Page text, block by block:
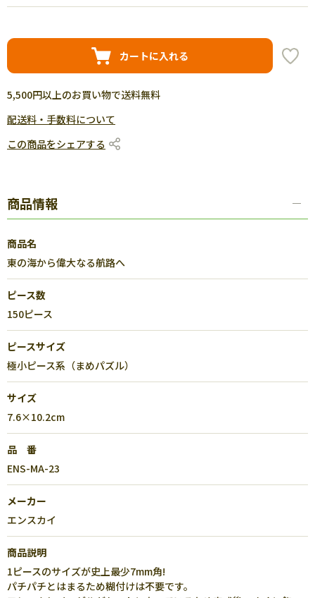
カートに入れる
5,500円以上のお買い物で送料無料
配送料・手数料について
この商品をシェアする
商品情報
商品名
東の海から偉大なる航路へ
ピース数
150ピース
ピースサイズ
極小ピース系（まめパズル）
サイズ
7.6×10.2cm
品 番
ENS-MA-23
メーカー
エンスカイ
商品説明
1ピースのサイズが史上最少7mm角!
パチパチとはまるため糊付けは不要です。